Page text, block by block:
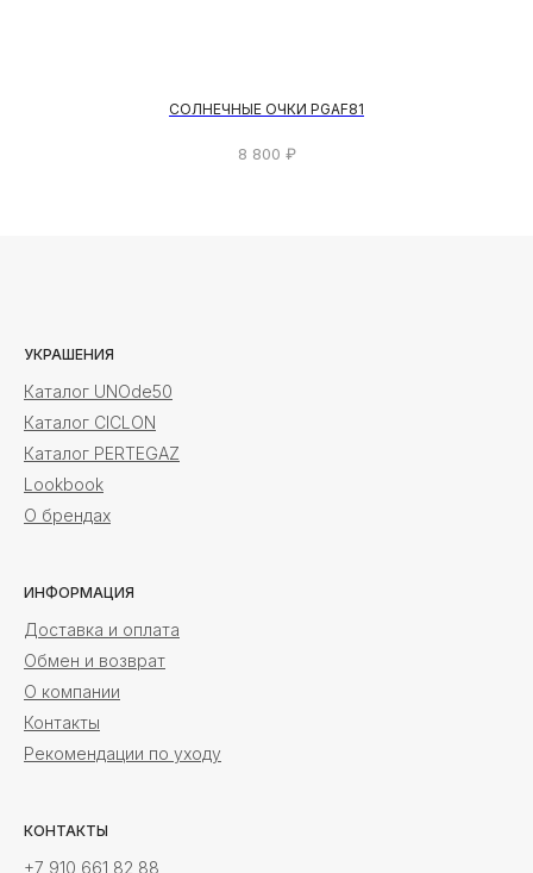
СОЛНЕЧНЫЕ ОЧКИ PGAF81
8 800 ₽
УКРАШЕНИЯ
Каталог UNOde50
Каталог CICLON
Каталог PERTEGAZ
Lookbook
О брендах
ИНФОРМАЦИЯ
Доставка и оплата
Обмен и возврат
О компании
Контакты
Рекомендации по уходу
КОНТАКТЫ
+7 910 661 82 88